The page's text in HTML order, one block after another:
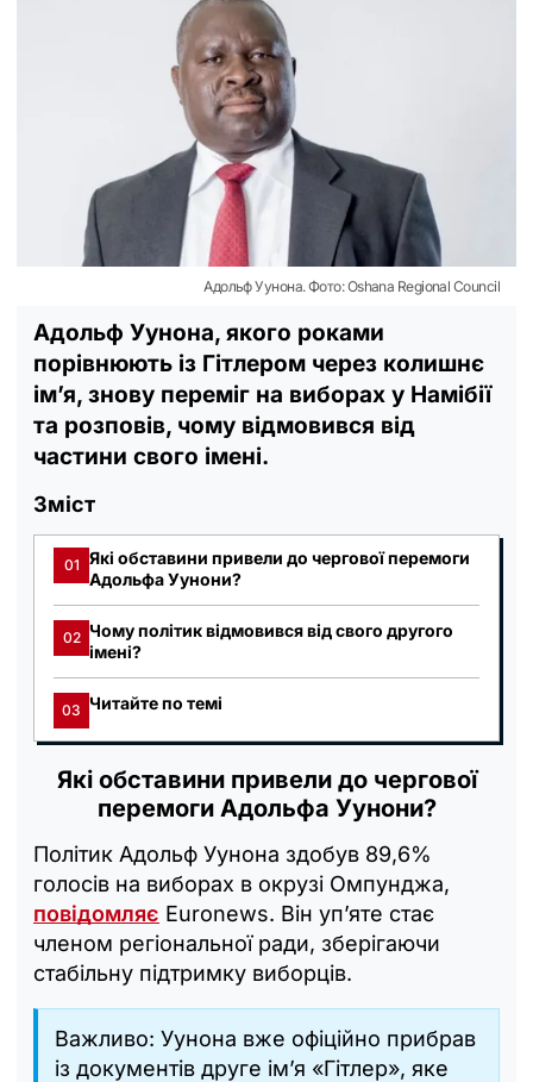
Адольф Уунона. Фото: Oshana Regional Council
Адольф Уунона, якого роками
порівнюють із Гітлером через колишнє
ім’я, знову переміг на виборах у Намібії
та розповів, чому відмовився від
частини свого імені.
Зміст
01 Які обставини привели до чергової перемоги
Адольфа Уунони?
02 Чому політик відмовився від свого другого
імені?
03 Читайте по темі
Які обставини привели до чергової
перемоги Адольфа Уунони?
Політик Адольф Уунона здобув 89,6%
голосів на виборах в окрузі Омпунджа,
повідомляє Euronews. Він уп’яте стає
членом регіональної ради, зберігаючи
стабільну підтримку виборців.
Важливо: Уунона вже офіційно прибрав
із документів друге ім’я «Гітлер», яке